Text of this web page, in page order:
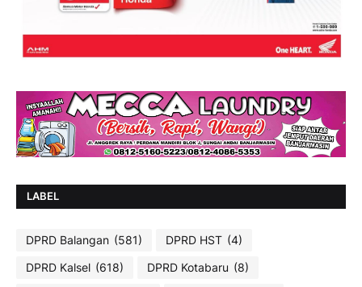
LABEL
DPRD Balangan (581) DPRD HST (4)
DPRD Kalsel (618) DPRD Kotabaru (8)